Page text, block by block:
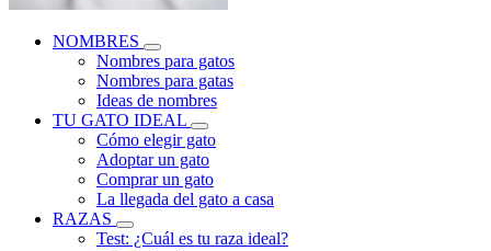
NOMBRES
Nombres para gatos
Nombres para gatas
Ideas de nombres
TU GATO IDEAL
Cómo elegir gato
Adoptar un gato
Comprar un gato
La llegada del gato a casa
RAZAS
Test: ¿Cuál es tu raza ideal?